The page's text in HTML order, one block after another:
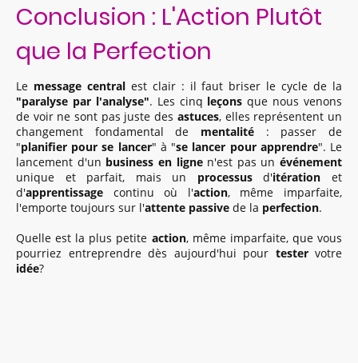
Conclusion : L'Action Plutôt
que la Perfection
Le message centralest clair : il faut briser le cycle de la
"paralyse par l'analyse". Les cinq leçons que nous venons
de voir ne sont pas juste des astuces, elles représentent un
changement fondamental de mentalité : passer de
"planifier pour se lancer" à "se lancer pour apprendre". Le
lancement d'un business en lignen'est pas un événement
unique et parfait, mais un processusd'itération et
d'apprentissage continu où l'action, même imparfaite,
l'emporte toujours sur l'attente passive de la perfection.
Quelle est la plus petite action, même imparfaite, que vous
pourriez entreprendre dès aujourd'hui pour testervotre
idée?